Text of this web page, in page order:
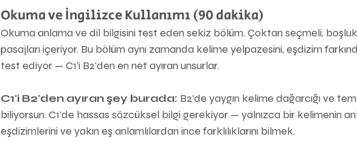
Okuma ve İngilizce Kullanımı (90 dakika)
Okuma anlama ve dil bilgisini test eden sekiz bölüm. Çoktan seçmeli,
pasajları içeriyor. Bu bölüm aynı zamanda kelime yelpazesini, eşdizim
test ediyor — C1'i B2'den en net ayıran unsurlar.
C1'i B2'den ayıran şey burada: B2'de yaygın kelime dağarcığı ve
biliyorsun. C1'de hassas sözcüksel bilgi gerekiyor — yalnızca bir kelimenin
eşdizimlerini ve yakın eş anlamlılardan ince farklılıklarını bilmek.